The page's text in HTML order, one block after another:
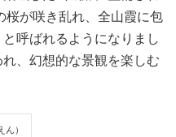
桜が咲き乱れ、全山霞に包
呼ばれるようになりまし
、幻想的な景観を楽しむ
）